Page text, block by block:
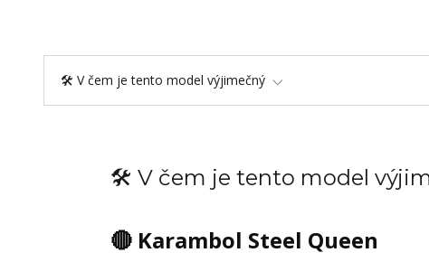
🛠️ V čem je tento model výjimečný
🛠️ V čem je tento model
🔴 Karambol Steel Queen